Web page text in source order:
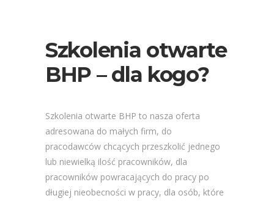
Szkolenia otwarte
BHP – dla kogo?
Szkolenia otwarte BHP to nasza oferta
adresowana do małych firm, do
pracodawców chcących przeszkolić jednego
lub niewielką ilość pracowników, dla
pracowników powracających do pracy po
długiej nieobecności w pracy, dla osób, które